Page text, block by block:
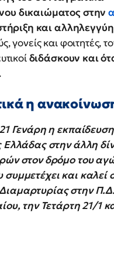
δικαιώματος στην
και αλληλεγγύη
γονείς και φοιτητές,
διδάσκουν και
.
η
Γενάρη η
στην άλλη
στον δρόμο του
και καλεί
στην
την Τετάρτη 21/1